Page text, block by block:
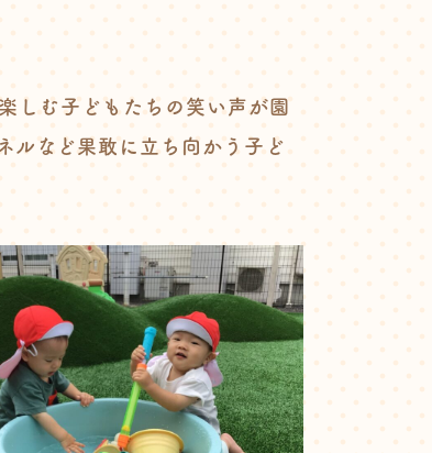
しむ子どもたちの笑い声が園
ルなど果敢に立ち向かう子ど